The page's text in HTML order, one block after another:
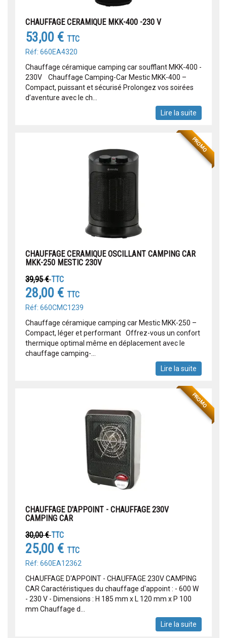
CHAUFFAGE CERAMIQUE MKK-400 -230 V
53,00 € TTC
Réf: 660EA4320
Chauffage céramique camping car soufflant MKK-400 -
230V Chauffage Camping-Car Mestic MKK-400 –
Compact, puissant et sécurisé Prolongez vos soirées
d’aventure avec le ch...
Lire la suite
PROMO
CHAUFFAGE CERAMIQUE OSCILLANT CAMPING CAR
MKK-250 MESTIC 230V
39,95 €TTC
28,00 € TTC
Réf: 660CMC1239
Chauffage céramique camping car Mestic MKK-250 –
Compact, léger et performant Offrez-vous un confort
thermique optimal même en déplacement avec le
chauffage camping-...
Lire la suite
PROMO
CHAUFFAGE D'APPOINT - CHAUFFAGE 230V
CAMPING CAR
30,00 €TTC
25,00 € TTC
Réf: 660EA12362
CHAUFFAGE D'APPOINT - CHAUFFAGE 230V CAMPING
CAR Caractéristiques du chauffage d'appoint : - 600 W
- 230 V - Dimensions : H 185 mm x L 120 mm x P 100
mm Chauffage d...
Lire la suite